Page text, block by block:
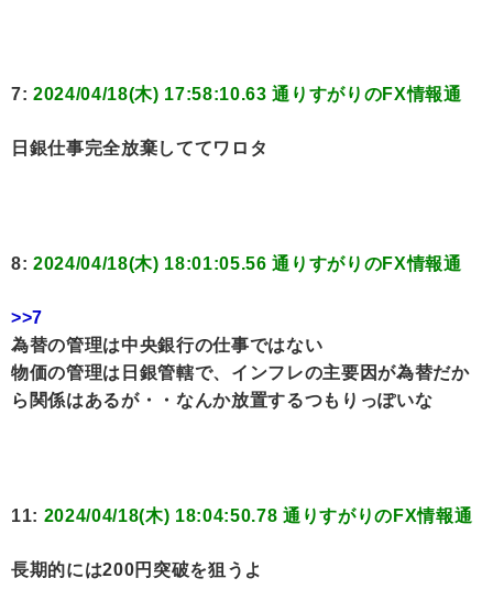
7: 2024/04/18(木) 17:58:10.63 通りすがりのFX情報通
日銀仕事完全放棄しててワロタ
8: 2024/04/18(木) 18:01:05.56 通りすがりのFX情報通
>>7
為替の管理は中央銀行の仕事ではない
物価の管理は日銀管轄で、インフレの主要因が為替だか
ら関係はあるが・・なんか放置するつもりっぽいな
11: 2024/04/18(木) 18:04:50.78 通りすがりのFX情報通
長期的には200円突破を狙うよ